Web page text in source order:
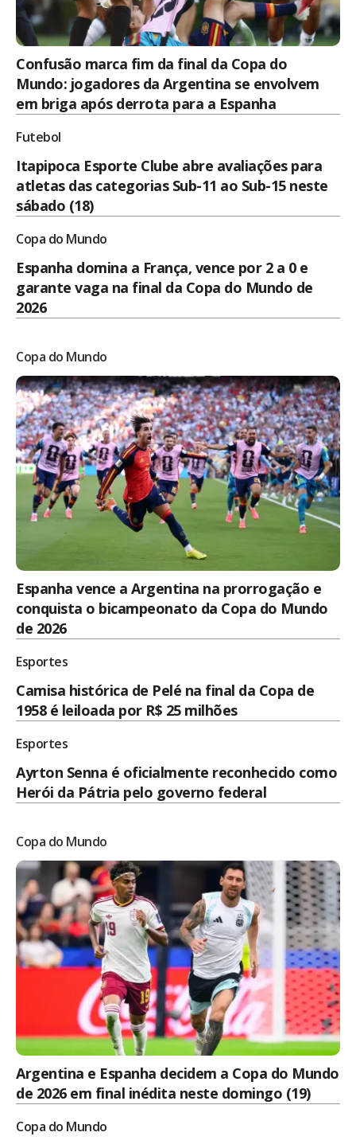
Confusão marca fim da final da Copa do
Mundo: jogadores da Argentina se envolvem
em briga após derrota para a Espanha
Futebol
Itapipoca Esporte Clube abre avaliações para
atletas das categorias Sub-11 ao Sub-15 neste
sábado (18)
Copa do Mundo
Espanha domina a França, vence por 2 a 0 e
garante vaga na final da Copa do Mundo de
2026
Copa do Mundo
Espanha vence a Argentina na prorrogação e
conquista o bicampeonato da Copa do Mundo
de 2026
Esportes
Camisa histórica de Pelé na final da Copa de
1958 é leiloada por R$ 25 milhões
Esportes
Ayrton Senna é oficialmente reconhecido como
Herói da Pátria pelo governo federal
Copa do Mundo
Argentina e Espanha decidem a Copa do Mundo
de 2026 em final inédita neste domingo (19)
Copa do Mundo